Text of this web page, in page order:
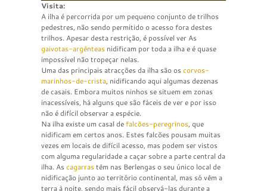
Visita:
A ilha é percorrida por um pequeno conjunto de trilhos
pedestres, não sendo permitido o acesso fora destes
trilhos. Apesar desta restrição, é possível ver As
gaivotas-argênteas nidificam por toda a ilha e é quase
impossível não tropeçar nelas.
Uma das principais atracções da ilha são oscorvos-
marinhos-de-crista, nidificando aqui algumas dezenas
de casais. Embora muitos ninhos se situem em zonas
inacessíveis, há alguns que são fáceis de ver e por isso
não é difícil observar a espécie.
Na ilha existe um casal defalcões-peregrinos, que
nidificam em certos anos. Estes falcões pousam muitas
vezes em locais de difícil acesso, mas podem ser vistos
com alguma regularidade a caçar sobre a parte central da
ilha. Ascagarrastêm nas Berlengas o seu único local de
nidificação junto ao território continental, mas só vêm a
terra à noite, sendo mais fácil observá-las durante a